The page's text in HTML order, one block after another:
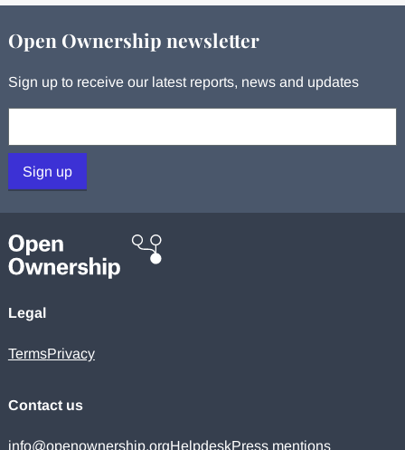
Open Ownership newsletter
Sign up to receive our latest reports, news and updates
Sign up
Legal
TermsPrivacy
Contact us
info@openownership.orgHelpdeskPress mentions